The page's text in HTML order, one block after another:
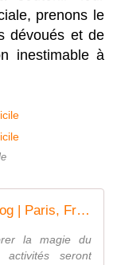
prenons le
dévoués et de
inestimable à
Toutes les actualitEs hiver | Ikuto Blog | Paris, France
la magie du
seront